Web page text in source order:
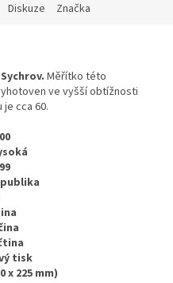
Diskuze Značka
Měřítko této
ve vyšší obtížnosti
cca 60.
tisk
x 225 mm)